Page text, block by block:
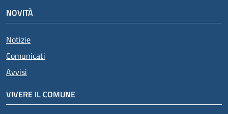
NOVITÀ
Notizie
Comunicati
Avvisi
VIVERE IL COMUNE